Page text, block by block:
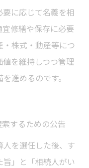
に応じて名義を相
修繕や保存に必要
株式・動産等につ
を維持しつつ管理
進めるのです。
するための公告
を選任した後、す
」と「相続人がい